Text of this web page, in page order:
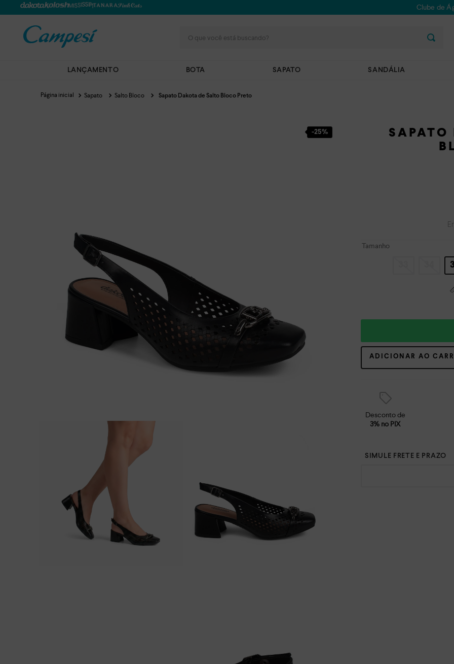
Clube de
LANÇAMENTO BOTA SAPATO SANDÁLIA
Sapato Salto Bloco Sapato Dakota de Salto Bloco Preto
-25%
SAPATO
Tamanho
ADICIONAR AO
Desconto de
3% no PIX